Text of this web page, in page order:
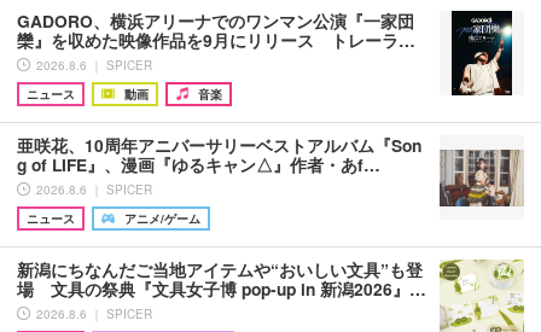
GADORO、横浜アリーナでのワンマン公演『一家団
欒』を収めた映像作品を9月にリリース トレーラ…
2026.8.6 ｜ SPICER
ニュース
動画 音楽
亜咲花、10周年アニバーサリーベストアルバム『Son
g of LIFE』、漫画『ゆるキャン△』作者・あf…
2026.8.6 ｜ SPICER
ニュース
アニメ/ゲーム
新潟にちなんだご当地アイテムや“おいしい文具”も登
場 文具の祭典『文具女子博 pop-up in 新潟2026』…
2026.8.6 ｜ SPICER